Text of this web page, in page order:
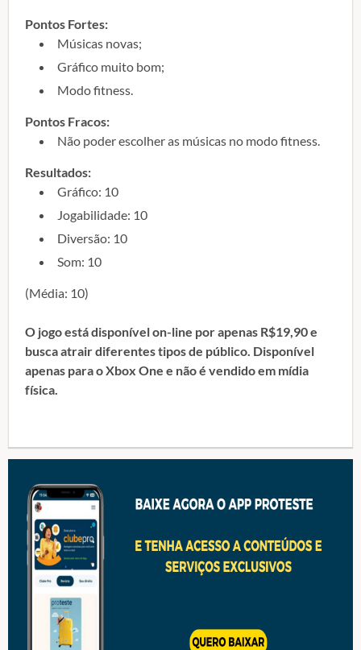
Pontos Fortes:
Músicas novas;
Gráfico muito bom;
Modo fitness.
Pontos Fracos:
Não poder escolher as músicas no modo fitness.
Resultados:
Gráfico: 10
Jogabilidade: 10
Diversão: 10
Som: 10
(Média: 10)
O jogo está disponível on-line por apenas R$19,90 e
busca atrair diferentes tipos de público. Disponível
apenas para o Xbox One e não é vendido em mídia
física.